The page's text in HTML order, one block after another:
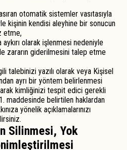
otomatik sistemler vasıtasıyla
kişinin kendisi aleyhine bir sonucun
etme,
olarak işlenmesi nedeniyle
zararın giderilmesini talep etme
talebinizi yazılı olarak veya Kişisel
ayrı bir yöntem belirlenmesi
kimliğinizi tespit edici gerekli
maddesinde belirtilen haklardan
yönelik açıklamalarınızı
Silinmesi, Yok